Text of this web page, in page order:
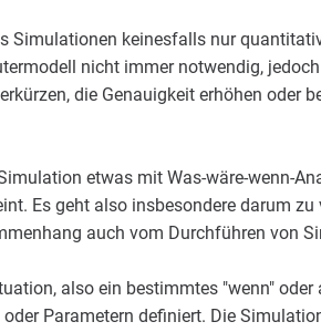
Simulationen keinesfalls nur
nicht immer notwendig,
die Genauigkeit erhöhen oder
etwas mit Was-wäre-wenn-
Es geht also insbesondere darum
auch vom Durchführen von
also ein bestimmtes "wenn"
Parametern definiert. Die